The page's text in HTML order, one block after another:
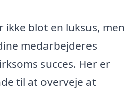
ikke blot en luksus, men
medarbejderes
succes. Her er
til at overveje at